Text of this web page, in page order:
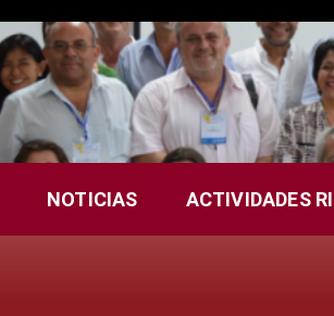
NOTICIAS ACTIVIDADES